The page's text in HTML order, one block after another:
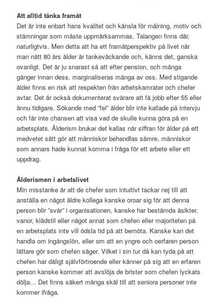
Att alltid tänka framåt
Det är inte enbart hans kvalitet och känsla för målning, motiv och
stämningar som måste uppmärksammas. Talangen finns där,
naturligtvis. Men detta att ha ett framåtperspektiv på livet när
man nått 80 års ålder är tankeväckande och, känns det, ganska
ovanligt. Det är ju snarast så att efter pension, och många
gånger innan dess, marginaliseras många av oss. Med stigande
ålder finns en risk att respekten från arbetskamrater och chefer
avtar. Det är också dokumenterat svårare att få jobb efter 55 eller
ännu tidigare. Sökande med ”fel” ålder blir inte kallade på intervju
och får inte chansen att visa vad de skulle kunna göra på en
arbetsplats. Ålderism brukar det kallas när siffran för ålder på ett
medvetet sätt gör att människor behandlas sämre, människor
som annars hade kunnat komma i fråga för ett arbete eller ett
uppdrag.
Ålderismen i arbetslivet
Min misstanke är att de chefer som intuitivt tackar nej till att
anställa en något äldre kollega kanske oroar sig för att denna
person blir ”svår” i organisationen, kanske har bestämda åsikter,
vanor, klädstil eller något annat som chefen eller majoriteten på
en arbetsplats inte vill ödsla tid på att bemöta. Kanske kan det
handla om ingångslön, eller om att en yngre och oerfaren person
lättare gör som chefen säger. Vilket i sin tur då kan tyda på att
chefen har dåligt självförtroende eller känner på sig att en erfaren
person kanske kommer att avslöja de brister som chefen lyckats
dölja… Det finns säkert många skäl till att seniora personer inte
kommer ifråga.